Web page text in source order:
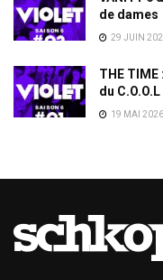
de dames
29 JUIN
THE
du C.O.O.L
19 MAI 2026